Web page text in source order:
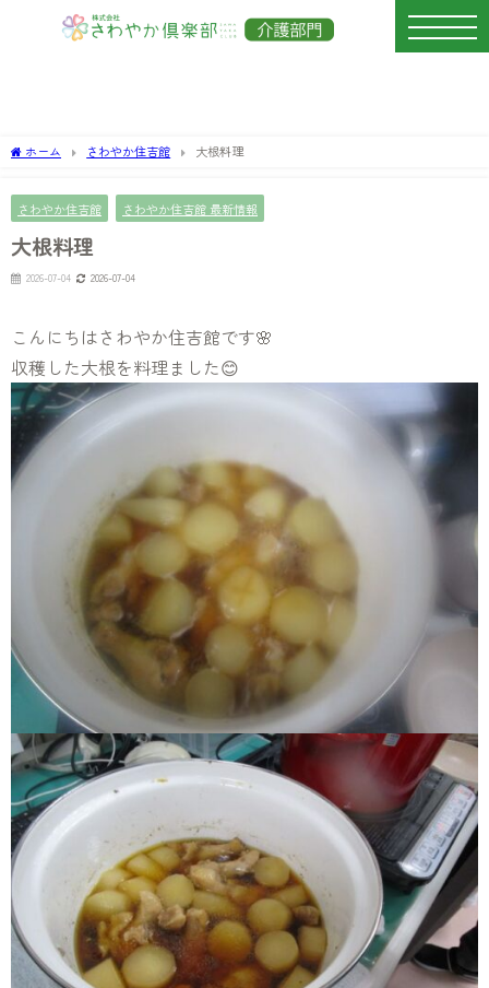
ホーム さわやか住吉館 大根料理
さわやか住吉館 さわやか住吉館 最新情報
大根料理
2026-07-04 2026-07-04
こんにちはさわやか住吉館です🌸
収穫した大根を料理ました😊